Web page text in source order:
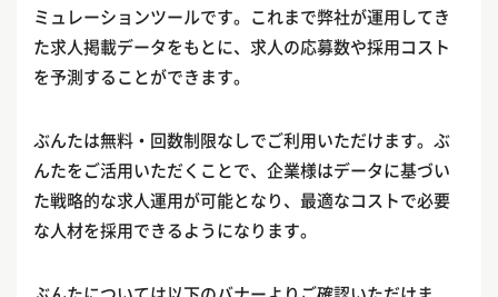
ミュレーションツールです。これまで弊社が運用してき
た求人掲載データをもとに、求人の応募数や採用コスト
を予測することができます。
ぶんたは無料・回数制限なしでご利用いただけます。ぶ
んたをご活用いただくことで、企業様はデータに基づい
た戦略的な求人運用が可能となり、最適なコストで必要
な人材を採用できるようになります。